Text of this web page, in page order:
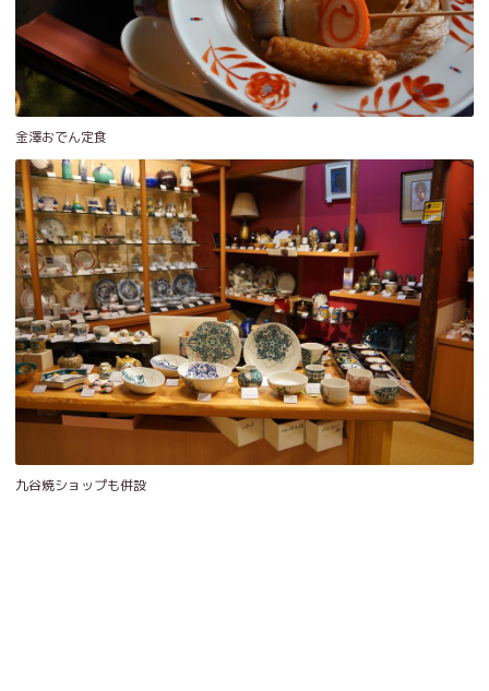
金澤おでん定食
九谷焼ショップも併設